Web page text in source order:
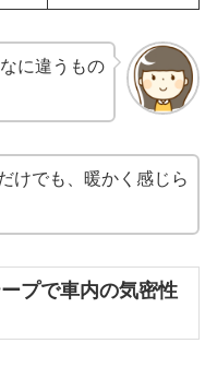
に違うもの
けでも、暖かく感じら
プで車内の気密性